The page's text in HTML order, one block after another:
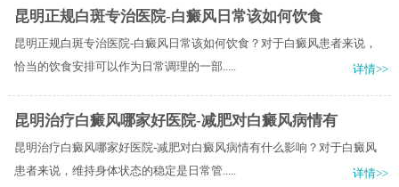
昆明正规白斑专治医院-白癜风日常该如何饮食
昆明正规白斑专治医院-白癜风日常该如何饮食？对于白癜风患者来说，
恰当的饮食安排可以作为日常调理的一部.....
详情>>
昆明治疗白癜风哪家好医院-减肥对白癜风病情有
昆明治疗白癜风哪家好医院-减肥对白癜风病情有什么影响？对于白癜风
患者来说，维持身体状态的稳定是日常管.....
详情>>